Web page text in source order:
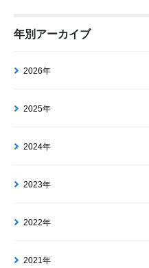
年別アーカイブ
2026年
2025年
2024年
2023年
2022年
2021年